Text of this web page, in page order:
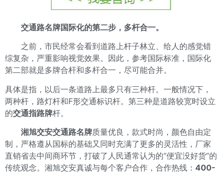
交通路名牌国际化的第二步，多杆合一。
之前，市民经常会看到道路上杆子林立、给人的感觉错
综复杂，严重影响视觉效果。因此，参考国际标准，国际化
第二部就是多牌合杆和多杆合一，尽可能合并。
具体是指，以后一条道路上最多只有三种杆。一般情况下，
两种杆，路灯杆和F形交通标识杆。第三种是道路较宽时设立
的交通指路牌杆。
湘旭交安交通路名牌质量优良，款式时尚，颜色自由定
制，严格遵从国标的基础又同时充满了更多的灵活性，厂家
直销省去中间商环节，打破了人民通常认为的“便宜没好货”的
传统观念。湘旭交安真诚与每个客户合作，合作热线： 400-